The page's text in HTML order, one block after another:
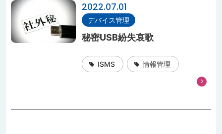
2022.07.01
デバイス管理
秘密USB紛失哀歌
ISMS 情報管理